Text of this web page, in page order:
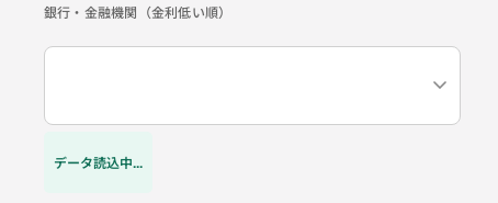
銀行・金融機関（金利低い順）
データ読込中...